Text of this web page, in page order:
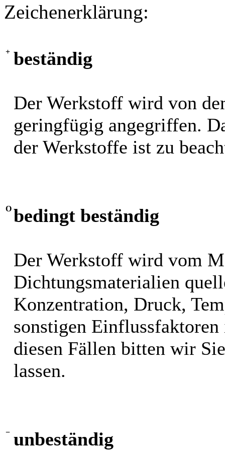
Zeichenerklärung:
+ beständig
Der Werkstoff wird von
geringfügig angegriffen.
der Werkstoffe ist zu
O bedingt beständig
Der Werkstoff wird vom
Dichtungsmaterialien
Konzentration, Druck,
sonstigen
diesen Fällen bitten wir
lassen.
− unbeständig